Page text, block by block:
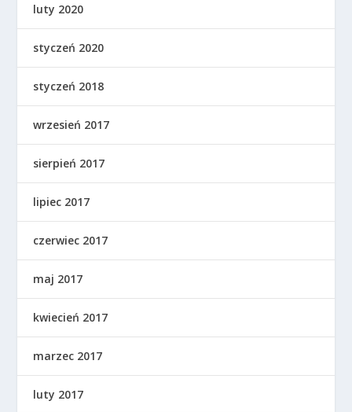
luty 2020
styczeń 2020
styczeń 2018
wrzesień 2017
sierpień 2017
lipiec 2017
czerwiec 2017
maj 2017
kwiecień 2017
marzec 2017
luty 2017